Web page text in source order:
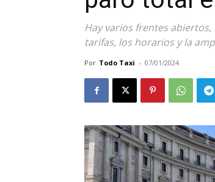
Hay varios frentes abiertos,
tarifas, los horarios y la
Por Todo Taxi - 07/01/2024